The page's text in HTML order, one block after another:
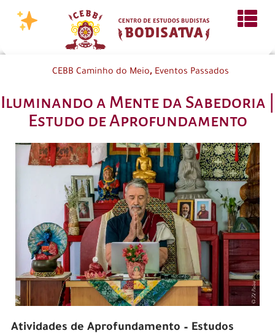
CEBB Caminho do Meio, Eventos Passados
Iluminando a Mente da Sabedoria |
Estudo de Aprofundamento
Atividades de Aprofundamento – Estudos